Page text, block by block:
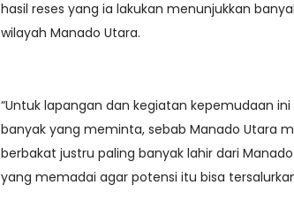
hasil reses yang ia lakukan menunjukkan
wilayah Manado Utara.
“Untuk lapangan dan kegiatan kepemudaan
banyak yang meminta, sebab Manado Utara
berbakat justru paling banyak lahir dari
yang memadai agar potensi itu bisa